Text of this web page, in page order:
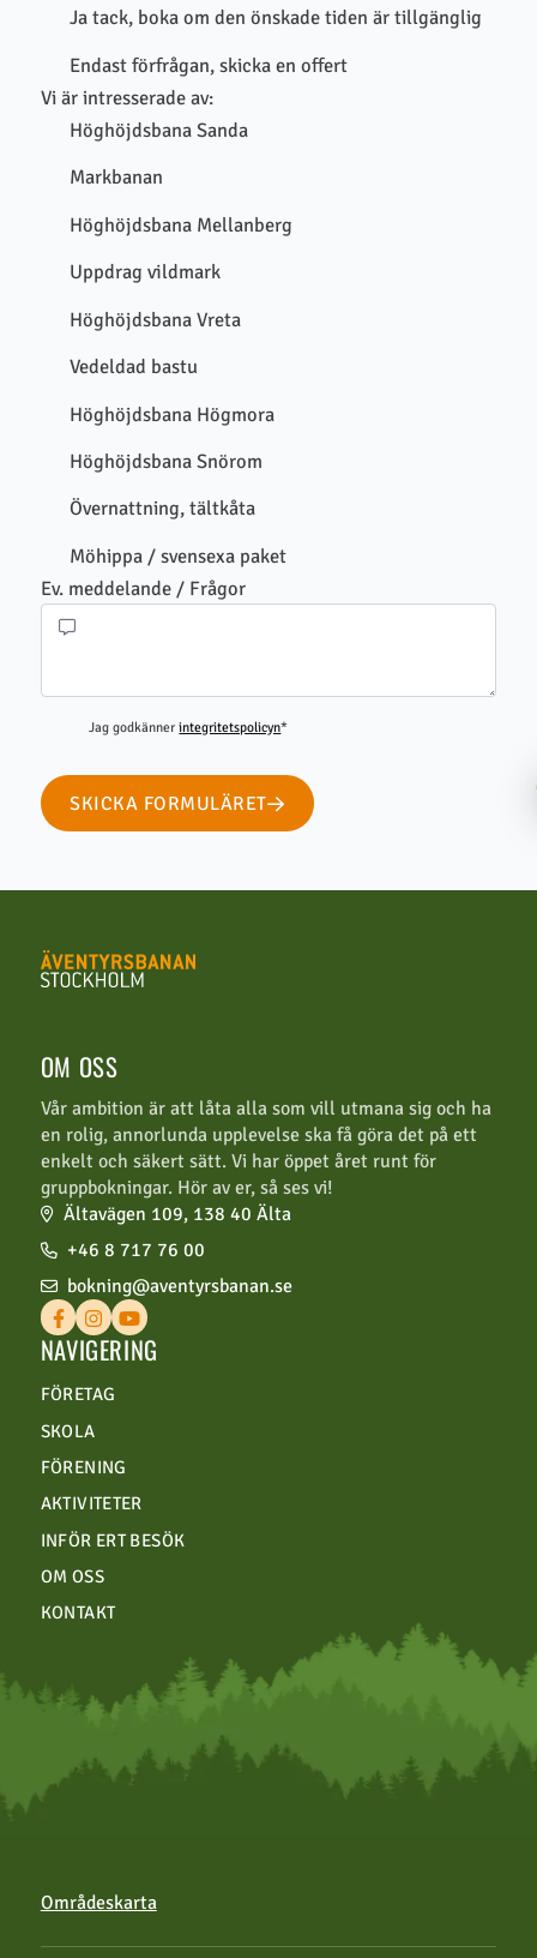
Ja tack, boka om den önskade tiden är tillgänglig
Endast förfrågan, skicka en offert
Vi är intresserade av:
Höghöjdsbana Sanda
Markbanan
Höghöjdsbana Mellanberg
Uppdrag vildmark
Höghöjdsbana Vreta
Vedeldad bastu
Höghöjdsbana Högmora
Höghöjdsbana Snörom
Övernattning, tältkåta
Möhippa / svensexa paket
Ev. meddelande / Frågor
Jag godkännerintegritetspolicyn*
SKICKA FORMULÄRET
OM OSS
Vår ambition är att låta alla som vill utmana sig och ha
en rolig, annorlunda upplevelse ska få göra det på ett
enkelt och säkert sätt. Vi har öppet året runt för
gruppbokningar. Hör av er, så ses vi!
Ältavägen 109, 138 40 Älta
+46 8 717 76 00
bokning@aventyrsbanan.se
NAVIGERING
FÖRETAG
SKOLA
FÖRENING
AKTIVITETER
INFÖR ERT BESÖK
OM OSS
KONTAKT
Områdeskarta